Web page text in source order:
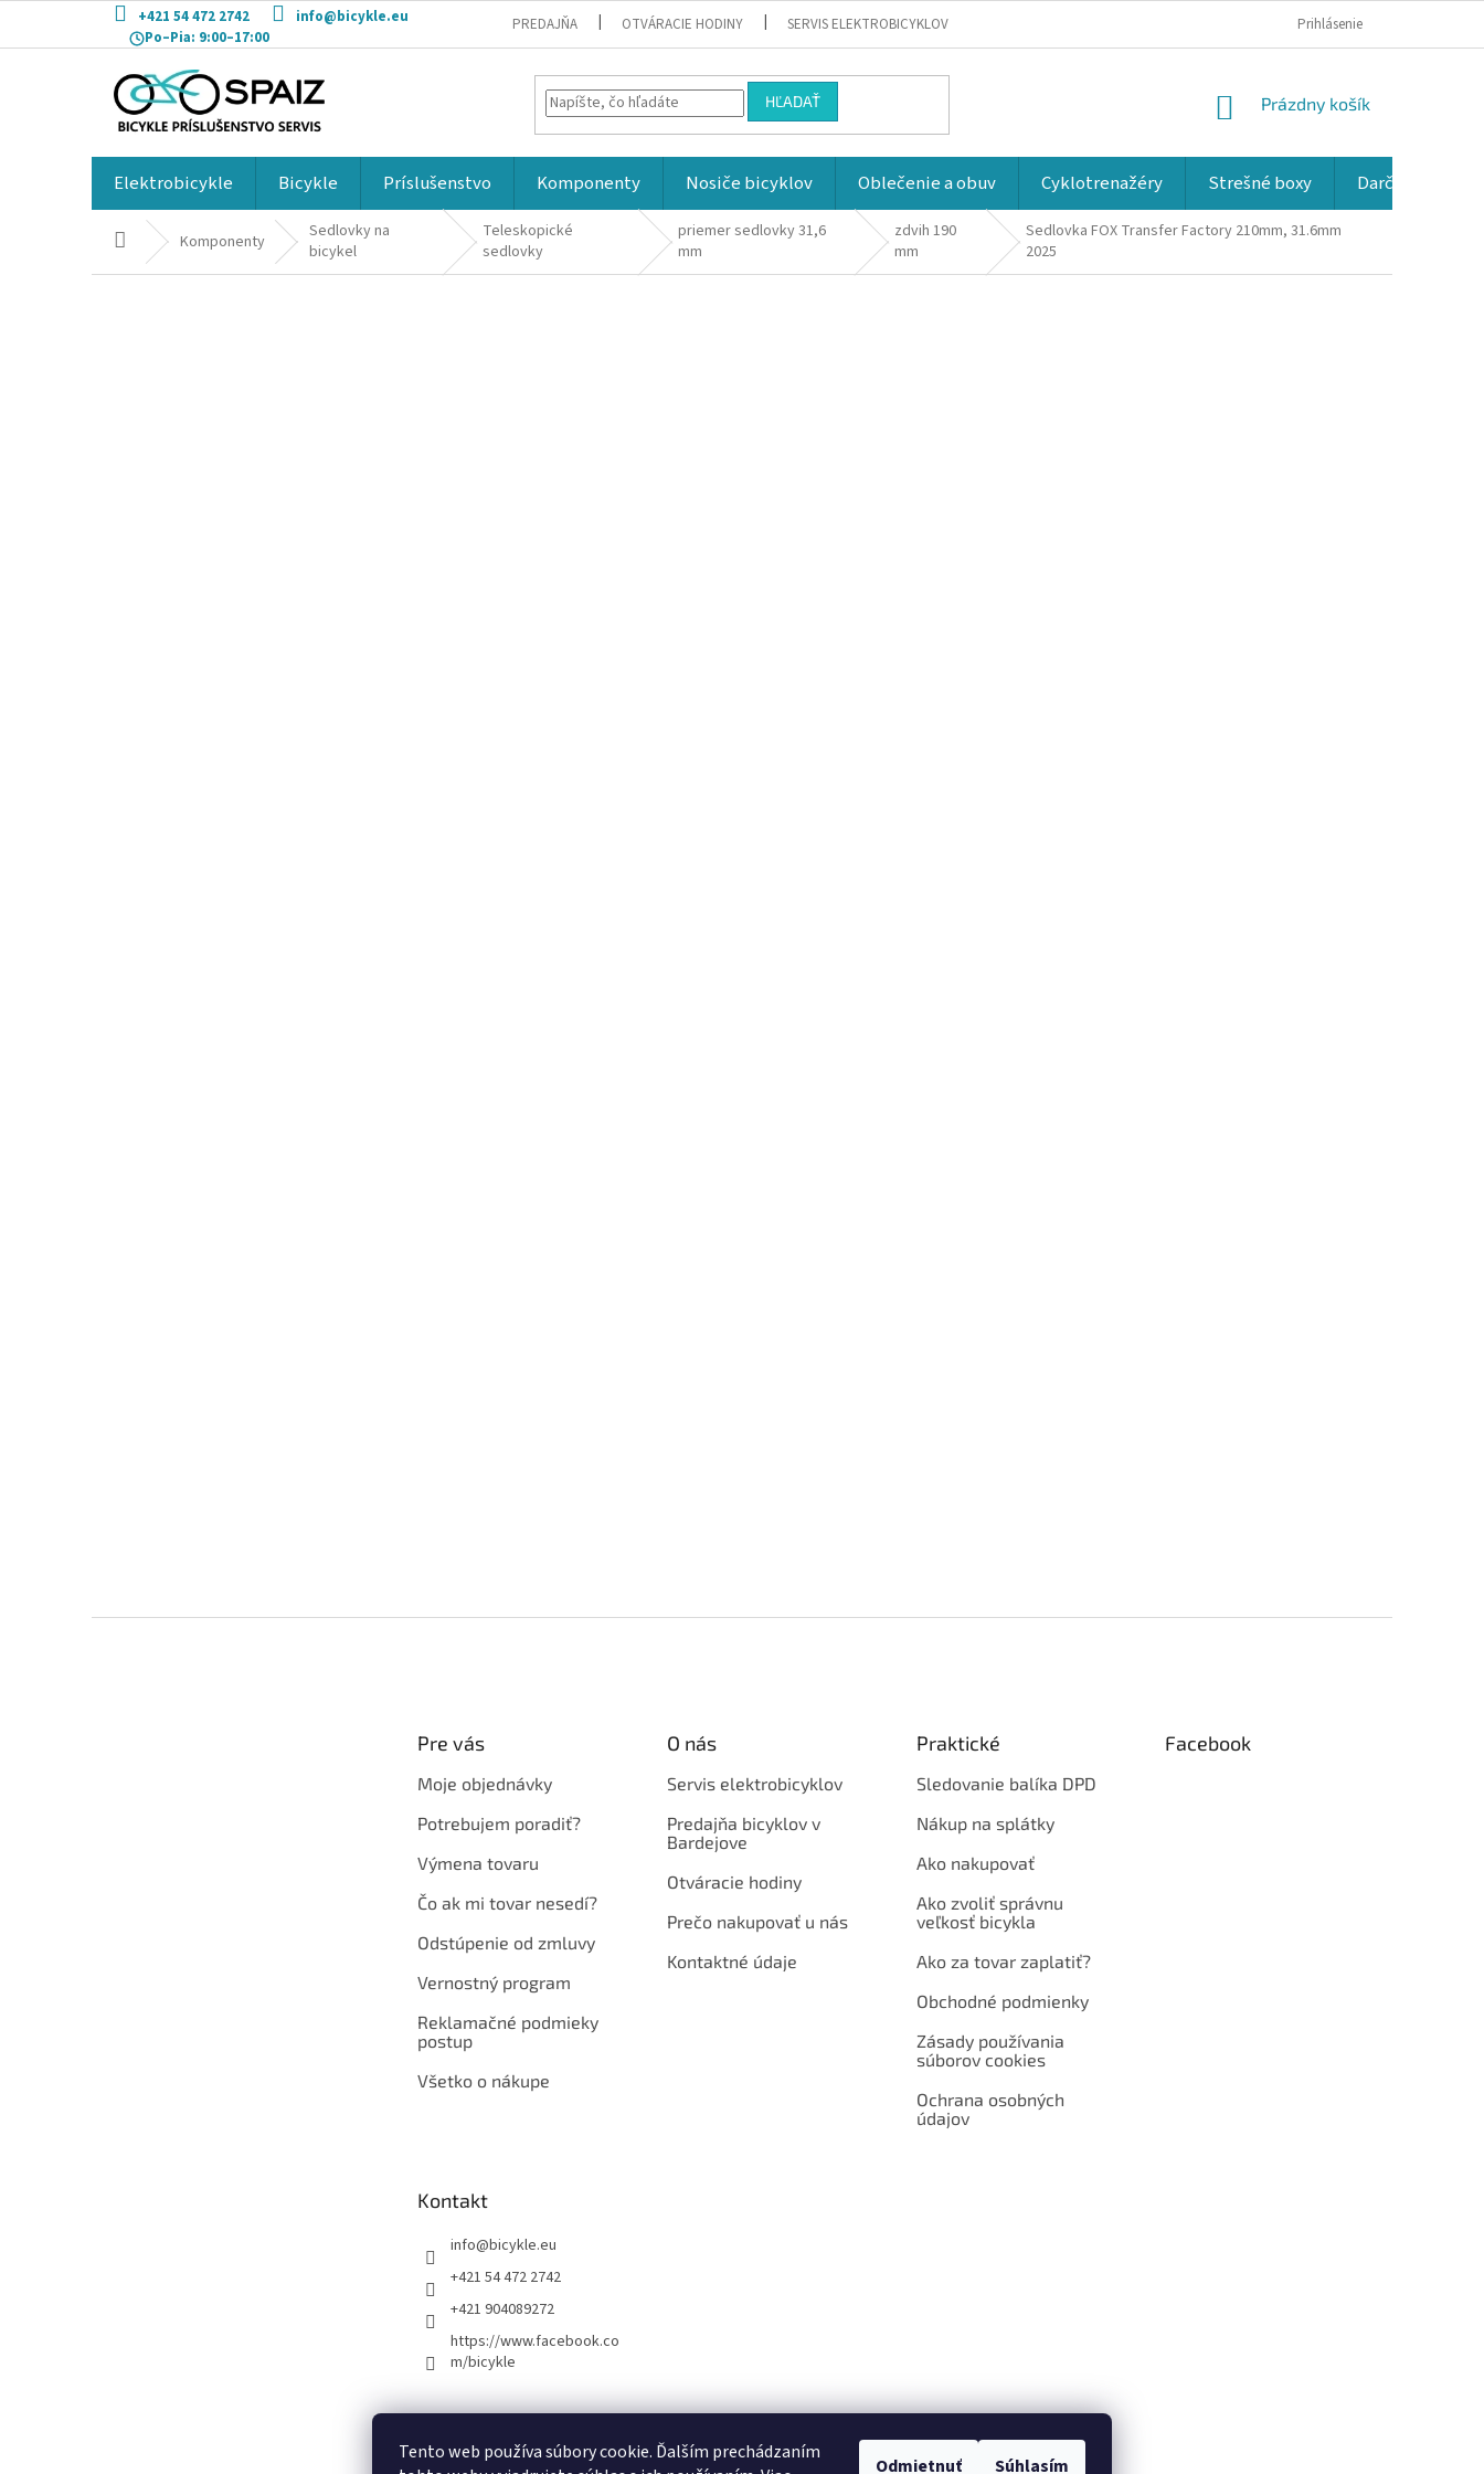
Tento web používa súbory cookie. Ďalším prechádzaním
Odmietnuť Súhlasím
obsah
+421 54 472 2742
info@bicykle.eu
Po–Pia: 9:00–17:00
PREDAJŇA OTVÁRACIE HODINY SERVIS ELEKTROBICYKLOV Prihlásenie
HĽADAŤ
NÁKUPNÝ
Prázdny košík
Elektrobicykle Bicykle Príslušenstvo Komponenty Nosiče bicyklov Oblečenie a obuv Cyklotrenažéry Strešné boxy Darčekové
DomovKomponenty
Sedlovky na
bicykel
Teleskopické
sedlovky
priemer sedlovky 31,6
mm
zdvih 190
mm
Sedlovka FOX Transfer Factory 210mm, 31.6mm
2025
Pre vás
Moje objednávky
Potrebujem poradiť?
Výmena tovaru
Čo ak mi tovar nesedí?
Odstúpenie od zmluvy
Vernostný program
Reklamačné podmieky
postup
Všetko o nákupe
O nás
Servis elektrobicyklov
Predajňa bicyklov v
Bardejove
Otváracie hodiny
Prečo nakupovať u nás
Kontaktné údaje
Praktické
Sledovanie balíka DPD
Nákup na splátky
Ako nakupovať
Ako zvoliť správnu
veľkosť bicykla
Ako za tovar zaplatiť?
Obchodné podmienky
Zásady používania
súborov cookies
Ochrana osobných
údajov
Facebook
Kontakt
info@bicykle.eu
+421 54 472 2742
+421 904089272
https://www.facebook.co
m/bicykle